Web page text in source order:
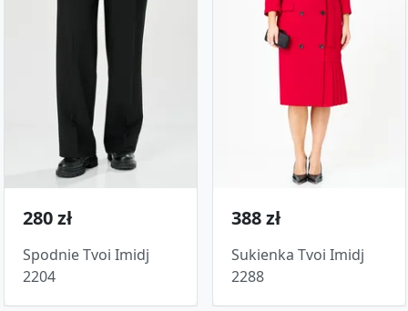
280 zł
Spodnie Tvoi Imidj
2204
388 zł
Sukienka Tvoi Imidj
2288